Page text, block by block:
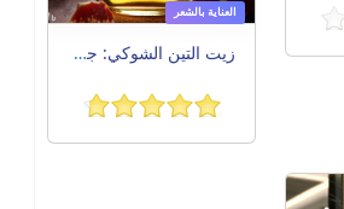
العناية بالشعر
زيت التين الشوكي: جمال طبيعي يتغلغل في بشرتك